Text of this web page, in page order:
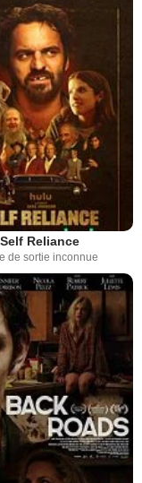
Self Reliance
de sortie inconnue